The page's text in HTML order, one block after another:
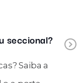
seccional?
Saiba a